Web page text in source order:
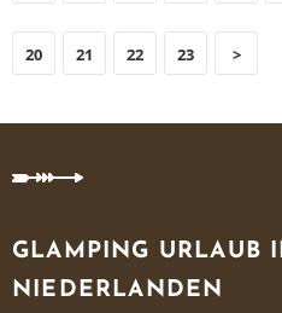
20 21 22 23 >
GLAMPING URLAUB
NIEDERLANDEN